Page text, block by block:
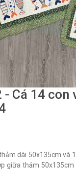
- Cá 14 con
dài 50x135cm và
giữa thảm